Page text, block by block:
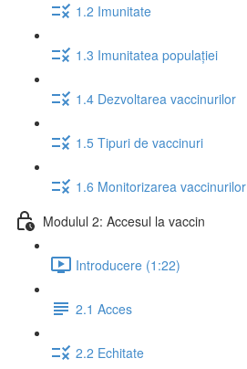
1.2 Imunitate
1.3 Imunitatea populației
1.4 Dezvoltarea vaccinurilor
1.5 Tipuri de vaccinuri
1.6 Monitorizarea vaccinurilor
Modulul 2: Accesul la vaccin
Introducere (1:22)
2.1 Acces
2.2 Echitate